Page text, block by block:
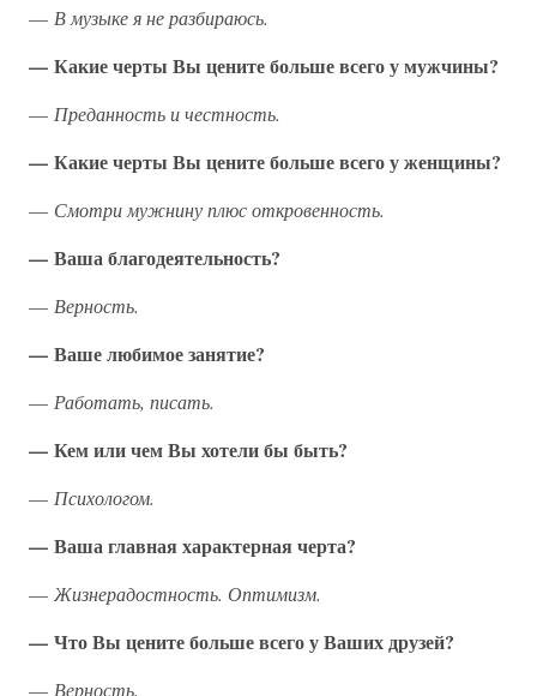
— В музыке я не разбираюсь.
— Какие черты Вы цените больше всего у мужчины?
— Преданность и честность.
— Какие черты Вы цените больше всего у женщины?
— Смотри мужнину плюс откровенность.
— Ваша благодеятельность?
— Верность.
— Ваше любимое занятие?
— Работать, писать.
— Кем или чем Вы хотели бы быть?
— Психологом.
— Ваша главная характерная черта?
— Жизнерадостность. Оптимизм.
— Что Вы цените больше всего у Ваших друзей?
— Верность.